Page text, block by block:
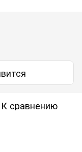
К сравнению